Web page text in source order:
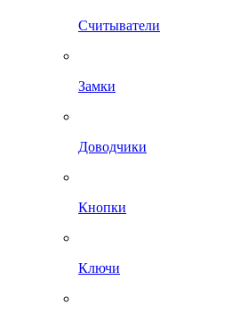
Считыватели
Замки
Доводчики
Кнопки
Ключи